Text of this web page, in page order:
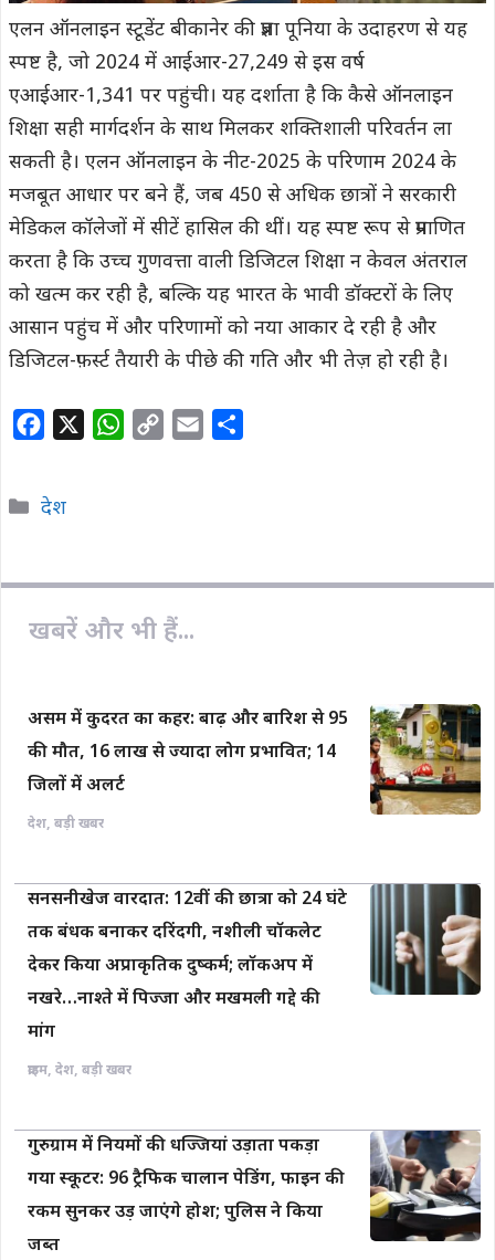
एलन ऑनलाइन स्टूडेंट बीकानेर की प्रज्ञा पूनिया के उदाहरण से यह
स्पष्ट है, जो 2024 में आईआर-27,249 से इस वर्ष
एआईआर-1,341 पर पहुंची। यह दर्शाता है कि कैसे ऑनलाइन
शिक्षा सही मार्गदर्शन के साथ मिलकर शक्तिशाली परिवर्तन ला
सकती है। एलन ऑनलाइन के नीट-2025 के परिणाम 2024 के
मजबूत आधार पर बने हैं, जब 450 से अधिक छात्रों ने सरकारी
मेडिकल कॉलेजों में सीटें हासिल की थीं। यह स्पष्ट रूप से प्रमाणित
करता है कि उच्च गुणवत्ता वाली डिजिटल शिक्षा न केवल अंतराल
को खत्म कर रही है, बल्कि यह भारत के भावी डॉक्टरों के लिए
आसान पहुंच में और परिणामों को नया आकार दे रही है और
डिजिटल-फ़र्स्ट तैयारी के पीछे की गति और भी तेज़ हो रही है।
e
o
k
W
A
i
k
Categories
देश
खबरें और भी हैं...
असम में कुदरत का कहर: बाढ़ और बारिश से 95
की मौत, 16 लाख से ज्यादा लोग प्रभावित; 14
जिलों में अलर्ट
देश, बड़ी खबर
सनसनीखेज वारदात: 12वीं की छात्रा को 24 घंटे
तक बंधक बनाकर दरिंदगी, नशीली चॉकलेट
देकर किया अप्राकृतिक दुष्कर्म; लॉकअप में
नखरे…नाश्ते में पिज्जा और मखमली गद्दे की
मांग
क्राइम, देश, बड़ी खबर
गुरुग्राम में नियमों की धज्जियां उड़ाता पकड़ा
गया स्कूटर: 96 ट्रैफिक चालान पेडिंग, फाइन की
रकम सुनकर उड़ जाएंगे होश; पुलिस ने किया
जब्त